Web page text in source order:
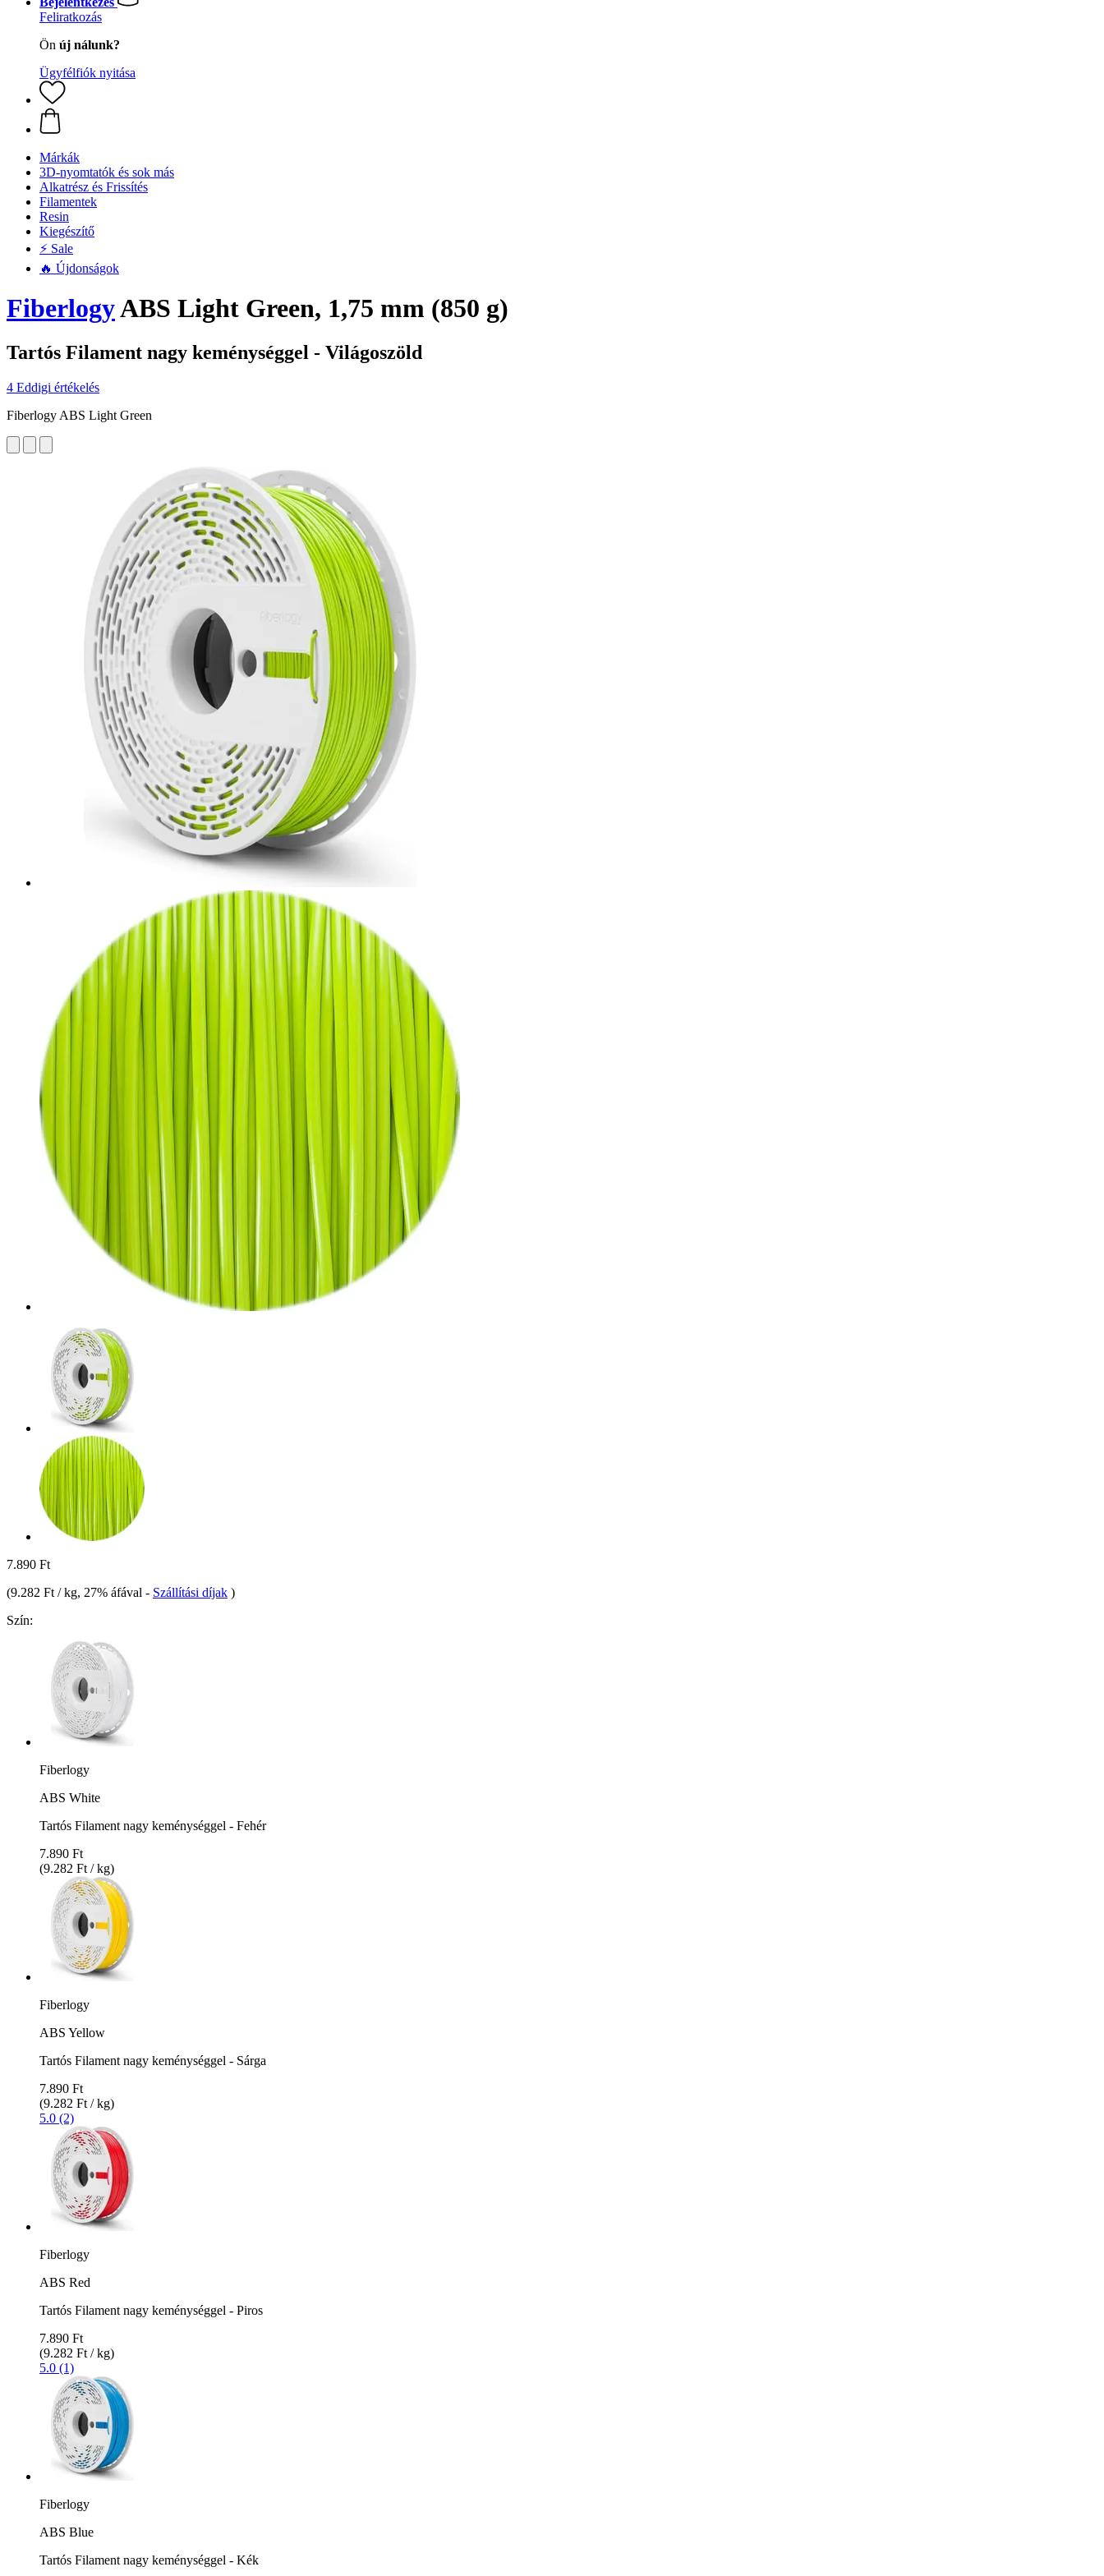
Feliratkozás
Ön új nálunk?
Ügyfélfiók nyitása
Márkák
3D-nyomtatók és sok más
Alkatrész és Frissítés
Filamentek
Resin
Kiegészítő
⚡ Sale
🔥 Újdonságok
FiberlogyABS Light Green, 1,75 mm (850 g)
Tartós Filament nagy keménységgel - Világoszöld
4 Eddigi értékelés
Fiberlogy ABS Light Green
7.890 Ft
(9.282 Ft / kg, 27% áfával - Szállítási díjak )
Szín:
Fiberlogy
ABS White
Tartós Filament nagy keménységgel - Fehér
7.890 Ft
(9.282 Ft / kg)
Fiberlogy
ABS Yellow
Tartós Filament nagy keménységgel - Sárga
7.890 Ft
(9.282 Ft / kg)
5.0 (2)
Fiberlogy
ABS Red
Tartós Filament nagy keménységgel - Piros
7.890 Ft
(9.282 Ft / kg)
5.0 (1)
Fiberlogy
ABS Blue
Tartós Filament nagy keménységgel - Kék